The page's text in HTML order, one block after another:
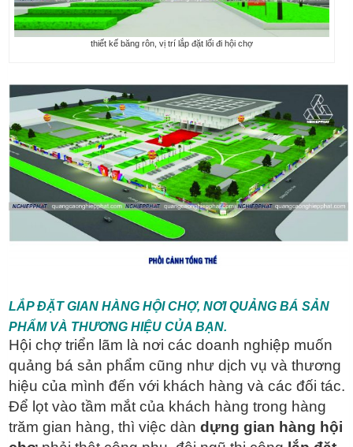
thiết kế băng rôn, vị trí lắp đặt lối đi hội chợ
LẮP ĐẶT GIAN HÀNG HỘI CHỢ, NƠI QUẢNG BÁ SẢN
PHẨM VÀ THƯƠNG HIỆU CỦA BẠN.
Hội chợ triển lãm là nơi các doanh nghiệp muốn
quảng bá sản phẩm cũng như dịch vụ và thương
hiệu của mình đến với khách hàng và các đối tác.
Để lọt vào tầm mắt của khách hàng trong hàng
trăm gian hàng, thì việc dàn dựng gian hàng hội